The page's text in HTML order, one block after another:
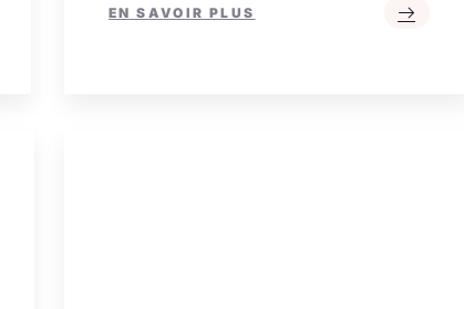
EN SAVOIR PLUS